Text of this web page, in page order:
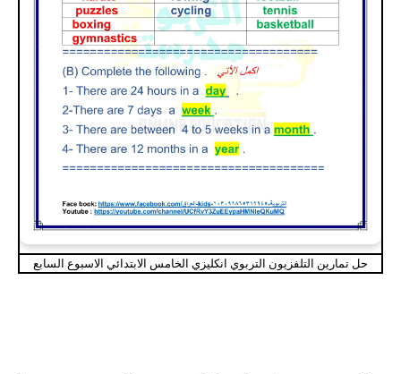
حل تمارين التلفزيون التربوي انكليزي الخامس الابتدائي الاسبوع السابع